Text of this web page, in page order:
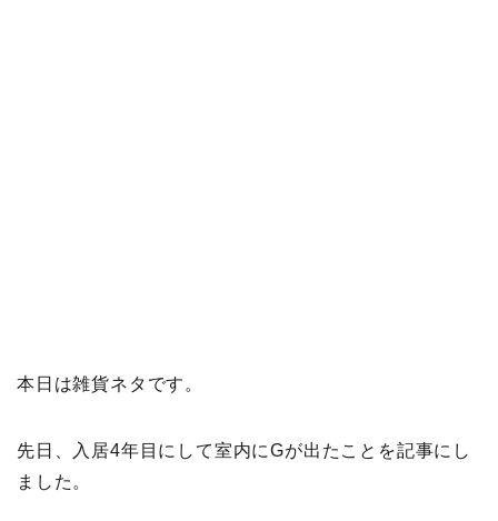
本日は雑貨ネタです。
先日、入居4年目にして室内にGが出たことを記事にし
ました。